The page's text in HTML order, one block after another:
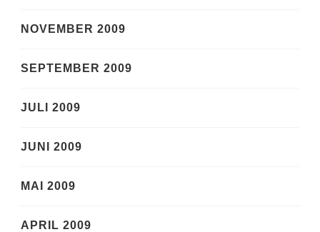
NOVEMBER 2009
SEPTEMBER 2009
JULI 2009
JUNI 2009
MAI 2009
APRIL 2009